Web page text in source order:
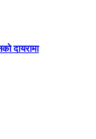
दायरामा